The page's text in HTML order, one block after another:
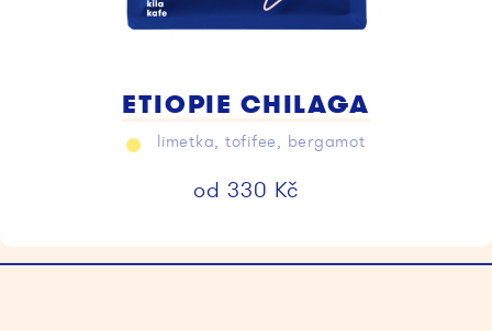
ETIOPIE CHILAGA
limetka, tofifee, bergamot
od 330 Kč